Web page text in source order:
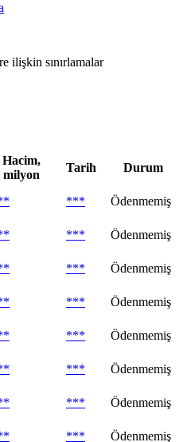
ilişkin sınırlamalar
Hacim,
milyon
Tarih
Durum
***
Ödenmemiş
***
Ödenmemiş
***
Ödenmemiş
***
Ödenmemiş
***
Ödenmemiş
***
Ödenmemiş
***
Ödenmemiş
*** Ödenmemiş